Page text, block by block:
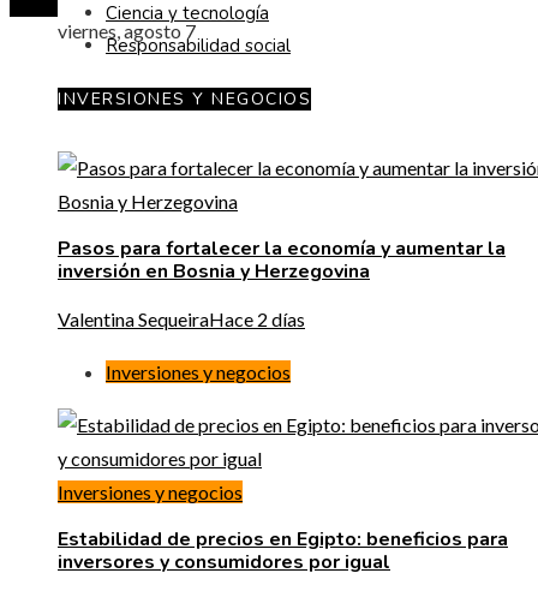
viernes, agosto 7
Ciencia y tecnología
Responsabilidad social
INVERSIONES Y NEGOCIOS
Pasos para fortalecer la economía y aumentar la
inversión en Bosnia y Herzegovina
Valentina SequeiraHace 2 días
Inversiones y negocios
Inversiones y negocios
Estabilidad de precios en Egipto: beneficios para
inversores y consumidores por igual